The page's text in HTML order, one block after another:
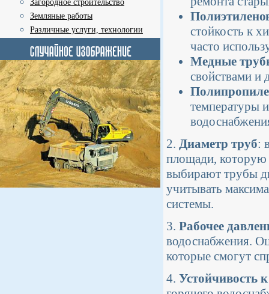
Загородное строительство
Земляные работы
Различные услуги, технологии
стойкость к
часто
Медные
свойствами и
температуры
2. Диаметр труб:
площади, которую
выбирают трубы
учитывать
системы.
3. Рабочее
водоснабжения.
которые смогут
4. Устойчивость